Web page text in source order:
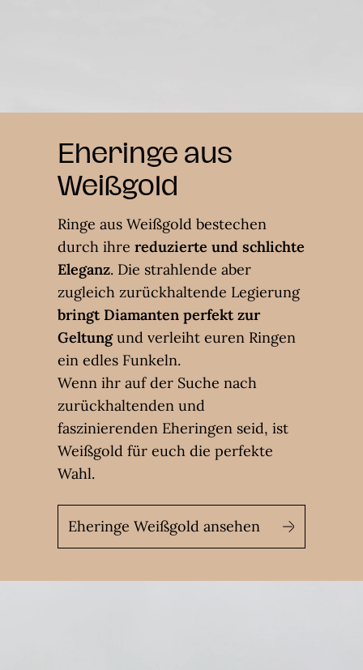
Eheringe aus
Weißgold
Ringe aus Weißgold bestechen
durch ihre reduzierte und schlichte
Eleganz. Die strahlende aber
zugleich zurückhaltende Legierung
bringt Diamanten perfekt zur
Geltungund verleiht euren Ringen
ein edles Funkeln.
Wenn ihr auf der Suche nach
zurückhaltenden und
faszinierenden Eheringen seid, ist
Weißgold für euch die perfekte
Wahl.
Eheringe Weißgold ansehen